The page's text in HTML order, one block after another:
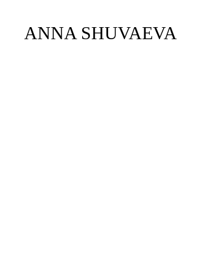
ANNA SHUVAEVA